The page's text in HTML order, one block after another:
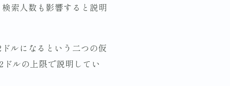
索人数も影響すると説明
ルになるという二つの仮
ルの上限で説明してい